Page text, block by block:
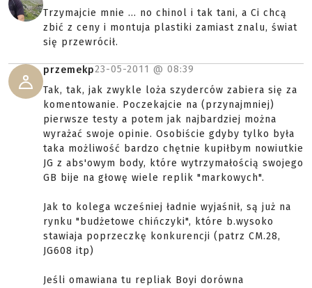
Trzymajcie mnie ... no chinol i tak tani, a Ci chcą
zbić z ceny i montuja plastiki zamiast znalu, świat
się przewrócił.
przemekp23-05-2011 @ 08:39
Tak, tak, jak zwykle loża szyderców zabiera się za
komentowanie. Poczekajcie na (przynajmniej)
pierwsze testy a potem jak najbardziej można
wyrażać swoje opinie. Osobiście gdyby tylko była
taka możliwość bardzo chętnie kupiłbym nowiutkie
JG z abs'owym body, które wytrzymałością swojego
GB bije na głowę wiele replik "markowych".
Jak to kolega wcześniej ładnie wyjaśnił, są już na
rynku "budżetowe chińczyki", które b.wysoko
stawiaja poprzeczkę konkurencji (patrz CM.28,
JG608 itp)
Jeśli omawiana tu repliak Boyi dorówna